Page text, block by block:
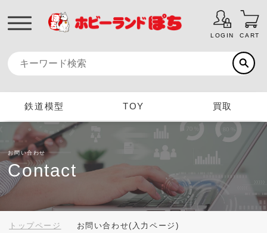
LOGIN CART
鉄道模型 TOY 買取
お問い合わせ
Contact
トップページ お問い合わせ(入力ページ)